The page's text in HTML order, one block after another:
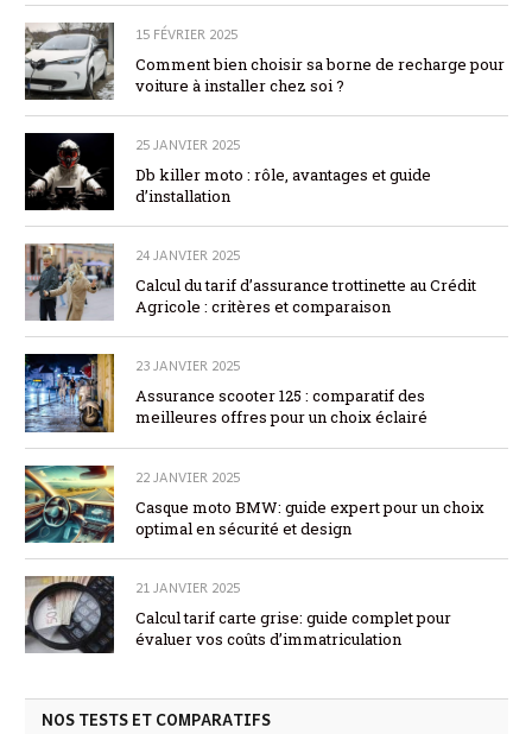
15 FÉVRIER 2025
Comment bien choisir sa borne de recharge pour
voiture à installer chez soi ?
25 JANVIER 2025
Db killer moto : rôle, avantages et guide
d’installation
24 JANVIER 2025
Calcul du tarif d’assurance trottinette au Crédit
Agricole : critères et comparaison
23 JANVIER 2025
Assurance scooter 125 : comparatif des
meilleures offres pour un choix éclairé
22 JANVIER 2025
Casque moto BMW: guide expert pour un choix
optimal en sécurité et design
21 JANVIER 2025
Calcul tarif carte grise: guide complet pour
évaluer vos coûts d’immatriculation
NOS TESTS ET COMPARATIFS